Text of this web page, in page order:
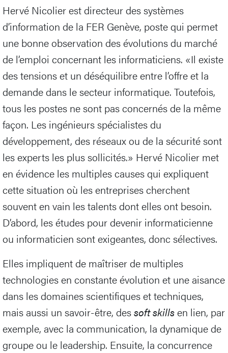
Hervé Nicolier est directeur des systèmes
d’information de la FER Genève, poste qui permet
une bonne observation des évolutions du marché
de l’emploi concernant les informaticiens. «Il existe
des tensions et un déséquilibre entre l’offre et la
demande dans le secteur informatique. Toutefois,
tous les postes ne sont pas concernés de la même
façon. Les ingénieurs spécialistes du
développement, des réseaux ou de la sécurité sont
les experts les plus sollicités.» Hervé Nicolier met
en évidence les multiples causes qui expliquent
cette situation où les entreprises cherchent
souvent en vain les talents dont elles ont besoin.
D’abord, les études pour devenir informaticienne
ou informaticien sont exigeantes, donc sélectives.
Elles impliquent de maîtriser de multiples
technologies en constante évolution et une aisance
dans les domaines scientifiques et techniques,
mais aussi un savoir-être, dessoft skillsen lien, par
exemple, avec la communication, la dynamique de
groupe ou le leadership. Ensuite, la concurrence